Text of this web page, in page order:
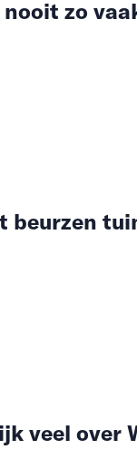
zo
beurzen
veel over